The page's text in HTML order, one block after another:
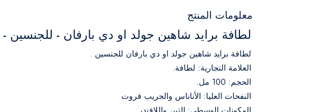
معلومات المنتج
لطافة برايد شاهين جولد او دي بارفان - للجنسين - 100 مل
لطافة برايد شاهين جولد او دي بارفان للجنسين .
العلامة التجارية: لطافة.
الحجم: 100 مل.
النفحات العليا: الأناناس والجريب فروت